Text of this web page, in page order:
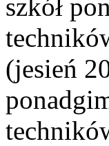
szkół
(jesień